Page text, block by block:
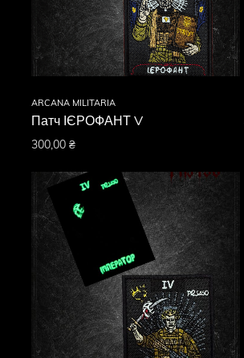
ARCANA MILITARIA
Патч ІЄРОФАНТ V
300,00₴